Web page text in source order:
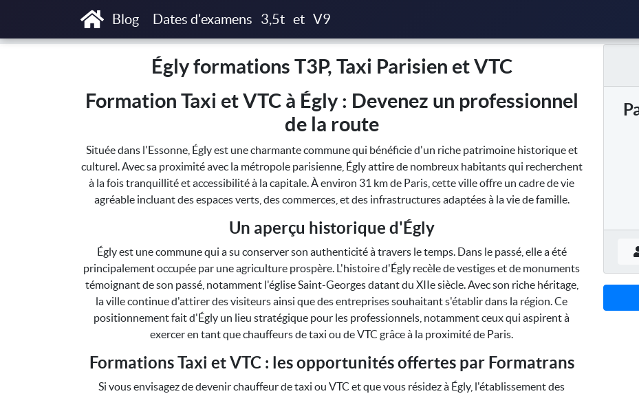
Blog Dates d'examens 3,5t et V9
Accueil Égly formations T3P, Taxi Parisien et VTC
Égly formations T3P, Taxi Parisien et VTC
Formation Taxi et VTC à Égly : Devenez un professionnel
de la route
Située dans l'Essonne, Égly est une charmante commune qui bénéficie d'un riche patrimoine historique et
culturel. Avec sa proximité avec la métropole parisienne, Égly attire de nombreux habitants qui recherchent
à la fois tranquillité et accessibilité à la capitale. À environ 31 km de Paris, cette ville offre un cadre de vie
agréable incluant des espaces verts, des commerces, et des infrastructures adaptées à la vie de famille.
Un aperçu historique d'Égly
Égly est une commune qui a su conserver son authenticité à travers le temps. Dans le passé, elle a été
principalement occupée par une agriculture prospère. L'histoire d'Égly recèle de vestiges et de monuments
témoignant de son passé, notamment l'église Saint-Georges datant du XIIe siècle. Avec son riche héritage,
la ville continue d'attirer des visiteurs ainsi que des entreprises souhaitant s'établir dans la région. Ce
positionnement fait d'Égly un lieu stratégique pour les professionnels, notamment ceux qui aspirent à
exercer en tant que chauffeurs de taxi ou de VTC grâce à la proximité de Paris.
Formations Taxi et VTC : les opportunités offertes par Formatrans
Si vous envisagez de devenir chauffeur de taxi ou VTC et que vous résidez à Égly, l'établissement des